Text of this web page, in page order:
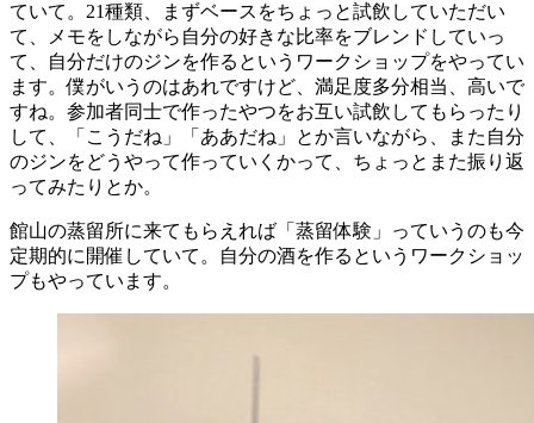
ていて。21種類、まずベースをちょっと試飲していただい
て、メモをしながら自分の好きな比率をブレンドしていっ
て、自分だけのジンを作るというワークショップをやってい
ます。僕がいうのはあれですけど、満足度多分相当、高いで
すね。参加者同士で作ったやつをお互い試飲してもらったり
して、「こうだね」「ああだね」とか言いながら、また自分
のジンをどうやって作っていくかって、ちょっとまた振り返
ってみたりとか。
館山の蒸留所に来てもらえれば「蒸留体験」っていうのも今
定期的に開催していて。自分の酒を作るというワークショッ
プもやっています。